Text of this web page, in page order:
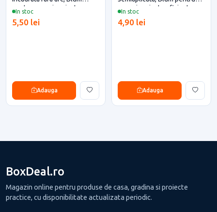
In stoc
pentru casa si proiecte
5,50 lei
Adauga
In stoc
casa si proiecte eficiente
4,90 lei
Adauga
BoxDeal.ro
Magazin online pentru produse de casa, gradina si proiecte
practice, cu disponibilitate actualizata periodic.